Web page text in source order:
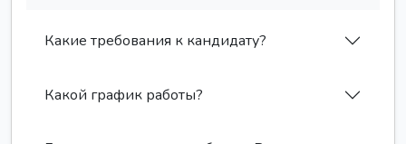
Какие требования к кандидату?
Какой график работы?